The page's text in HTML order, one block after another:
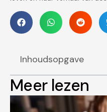
Inhoudsopgave
Meer lezen